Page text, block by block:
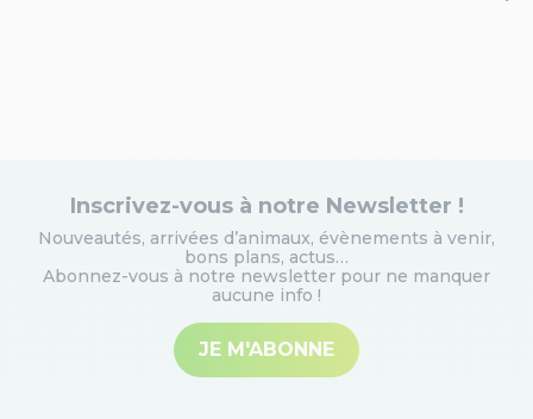
Inscrivez-vous à notre Newsletter !
Nouveautés, arrivées d’animaux, évènements à venir,
bons plans, actus…
Abonnez-vous à notre newsletter pour ne manquer
aucune info !
JE M'ABONNE